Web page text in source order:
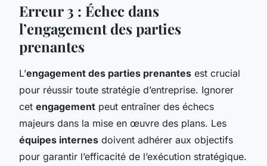
Erreur 3 : Échec dans
l’engagement des parties
prenantes
L’engagement des parties prenantes est crucial
pour réussir toute stratégie d’entreprise. Ignorer
cet engagement peut entraîner des échecs
majeurs dans la mise en œuvre des plans. Les
équipes internes doivent adhérer aux objectifs
pour garantir l’efficacité de l’exécution stratégique.